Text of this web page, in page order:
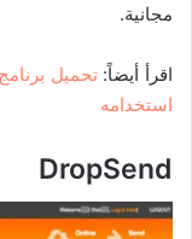
مجانية.
اقرأ أيضاً:
استخدامه
DropSend